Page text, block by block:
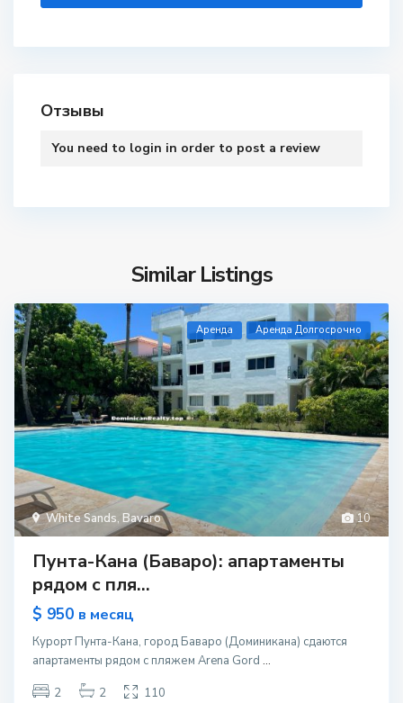
Отзывы
You need to login in order to post a review
Similar Listings
10
White Sands, Bavaro
Aренда Аренда Долгосрочно
Пунта-Кана (Баваро): апартаменты
рядом с пля...
$ 950 в месяц
Курорт Пунта-Кана, город Баваро (Доминикана) сдаются
апартаменты рядом с пляжем Arena Gord ...
2
2 110